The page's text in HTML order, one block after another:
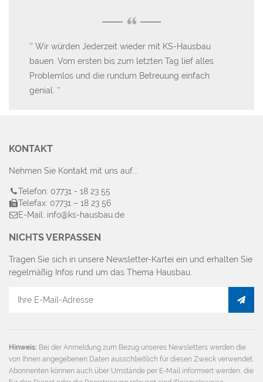
“
Wir würden Jederzeit wieder mit KS-Hausbau
bauen. Vom ersten bis zum letzten Tag lief alles
Problemlos und die rundum Betreuung einfach
genial.
KONTAKT
Nehmen Sie Kontakt mit uns auf...
Telefon: 07731 - 18 23 55
Telefax: 07731 – 18 23 56
E-Mail: info@ks-hausbau.de
NICHTS VERPASSEN
Tragen Sie sich in unsere Newsletter-Kartei ein und erhalten Sie
regelmäßig Infos rund um das Thema Hausbau.
Hinweis: Bei der Anmeldung zum Bezug unseres Newsletters werden die
von Ihnen angegebenen Daten ausschließlich für diesen Zweck verwendet.
Abonnenten können auch über Umstände per E-Mail informiert werden, die